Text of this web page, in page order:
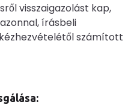
visszaigazolást kap,
írásbeli
számított